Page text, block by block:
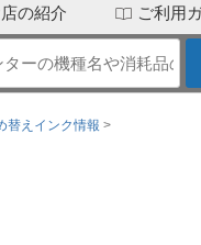
の紹介 ご利用
替えインク情報 >